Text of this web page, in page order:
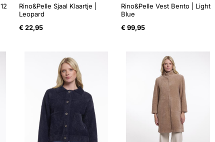
Rino&Pelle Sjaal Klaartje |
Leopard
€ 22,95
Rino&Pelle Vest Bento | Light
Blue
€ 99,95